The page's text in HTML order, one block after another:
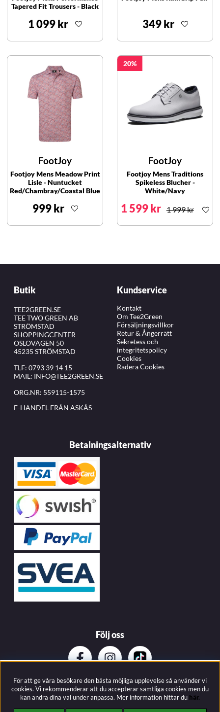
Tapered Fit Trousers - Black
1 099 kr 349 kr
FootJoy
Footjoy Mens Meadow Print
Lisle - Nuntucket
Red/Chambray/Coastal Blue
999 kr
20
FootJoy
Footjoy Mens Traditions
Spikeless Blucher -
White/Navy
1 599 kr 1 999 kr
Butik
TEE2GREEN.SE
TEE TWO GREEN AB
STRÖMSTAD
SHOPPINGCENTER
OSLOVÄGEN 50
45235 STRÖMSTAD
TLF: 0793 39 14 15
MAIL: INFO@TEE2GREEN.SE
ORG.NR: 559115-1575
E-HANDEL FRÅN ASKÅS
Kundservice
Kontakt
Om Tee2Green
Försäljningsvillkor
Retur & Ångerrätt
Sekretess och
integritetspolicy
Cookies
Radera Cookies
Betalningsalternativ
Följ oss
Prenumerera på vårat nyhetsbrev
För att ge våra besökare den bästa möjliga upplevelse så använder vi
cookies. Vi rekommenderar att du accepterar samtliga cookies men du
kan ändra dina val under anpassa. Mer information hittar du här.